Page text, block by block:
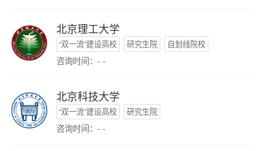
北京理工大学
“双一流”建设高校 研究生院 自划线院校
咨询时间：- -
北京科技大学
“双一流”建设高校 研究生院
咨询时间：- -